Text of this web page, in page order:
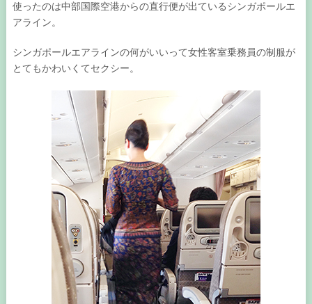
使ったのは中部国際空港からの直行便が出ているシンガポールエ
アライン。
シンガポールエアラインの何がいいって女性客室乗務員の制服が
とてもかわいくてセクシー。